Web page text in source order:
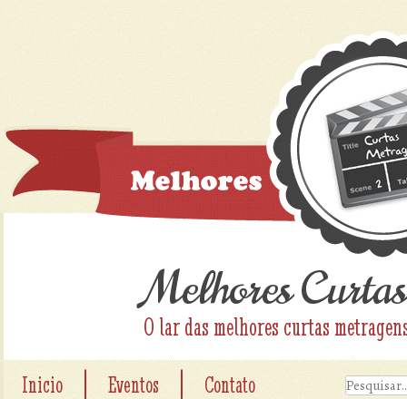
Melhores Curtas
O lar das melhores curtas
Inicio Eventos Contato